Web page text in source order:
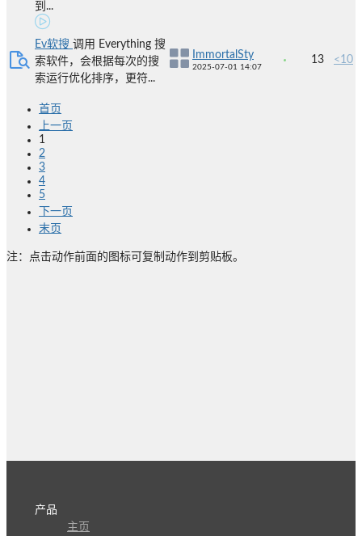
到...
Ev软搜 调用 Everything 搜
索软件，会根据每次的搜
索运行优化排序，更符...
ImmortalSty
2025-07-01 14:07
13 <10
首页
上一页
1
2
3
4
5
下一页
末页
注：点击动作前面的图标可复制动作到剪贴板。
产品
主页